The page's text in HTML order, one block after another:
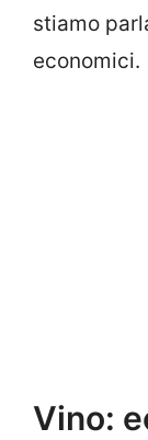
stiamo
economici.
Vino: